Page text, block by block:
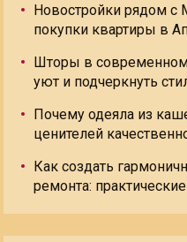
Новостройки рядом с
покупки квартиры в
Шторы в современном
уют и подчеркнуть
Почему одеяла из
ценителей
Как создать
ремонта: